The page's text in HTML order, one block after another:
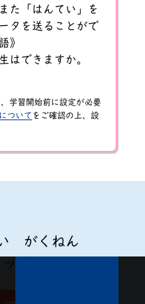
た「はんてい」を
タを送ることがで
》
はできますか。
学習開始前に設定が必要
ついて をご確認の上、設
がくねん
プしてね。